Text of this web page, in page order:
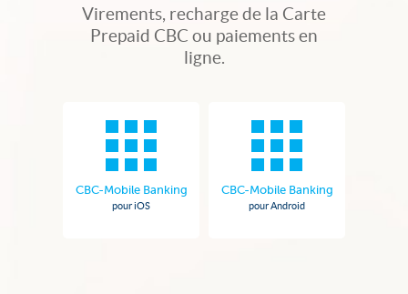
Virements, recharge de la Carte
Prepaid CBC ou paiements en
ligne.
CBC-Mobile Banking
pour iOS
CBC-Mobile Banking
pour Android